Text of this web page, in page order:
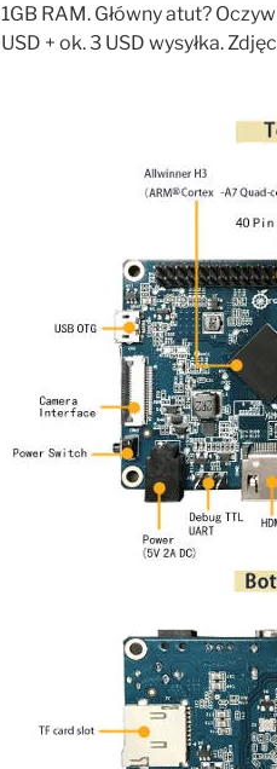
1GB RAM. Główny atut?
USD + ok. 3 USD wysyłka.